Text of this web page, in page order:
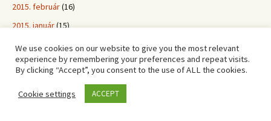
2015. február(16)
2015. január(15)
2014. december
2014. november(19)
2014. szeptember
(11)
We use cookies on our website to give you the most relevant
experience by remembering your preferences and repeat visits.
By clicking “Accept”, you consent to the use of ALL the cookies.
Cookie settings ACCEPT